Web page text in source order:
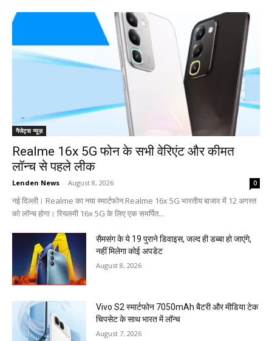
गैजेट्स न्यूज़
Realme 16x 5G फोन के सभी वेरिएंट और कीमत
लॉन्च से पहले लीक
Lenden News - August 8, 2026 0
नई दिल्ली। Realme का नया स्मार्टफोन Realme 16x 5G भारतीय बाजार में 12 अगस्त
को लॉन्च होगा। रियलमी 16x 5G के लिए एक समर्पित...
सैमसंग के ये 19 पुराने डिवाइस, जल्द ही डब्बा हो जाएंगे,
नहीं मिलेगा कोई अपडेट
August 8, 2026
Vivo S2 स्मार्टफोन 7050mAh बैटरी और मीडिया टेक
चिपसेट के साथ भारत में लॉन्च
August 7, 2026